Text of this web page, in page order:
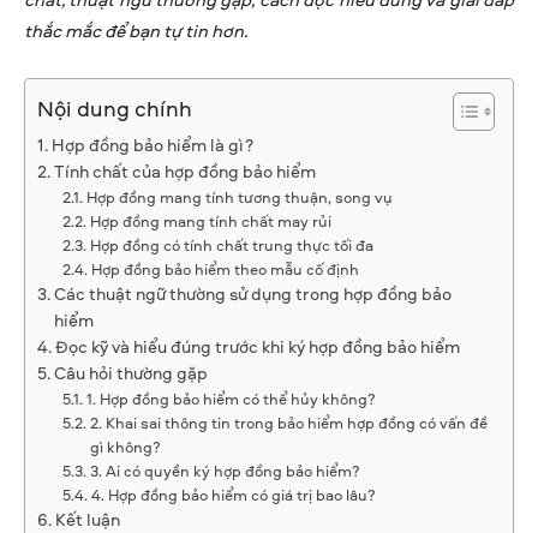
thắc mắc để bạn tự tin hơn.
Nội dung chính
Hợp đồng bảo hiểm là gì?
Tính chất của hợp đồng bảo hiểm
Hợp đồng mang tính tương thuận, song vụ
Hợp đồng mang tính chất may rủi
Hợp đồng có tính chất trung thực tối đa
Hợp đồng bảo hiểm theo mẫu cố định
Các thuật ngữ thường sử dụng trong hợp đồng bảo
hiểm
Đọc kỹ và hiểu đúng trước khi ký hợp đồng bảo hiểm
Câu hỏi thường gặp
1. Hợp đồng bảo hiểm có thể hủy không?
2. Khai sai thông tin trong bảo hiểm hợp đồng có vấn đề
gì không?
3. Ai có quyền ký hợp đồng bảo hiểm?
4. Hợp đồng bảo hiểm có giá trị bao lâu?
Kết luận